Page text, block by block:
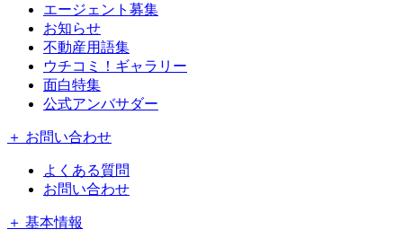
エージェント募集
お知らせ
不動産用語集
ウチコミ！ギャラリー
面白特集
公式アンバサダー
＋ お問い合わせ
よくある質問
お問い合わせ
＋ 基本情報